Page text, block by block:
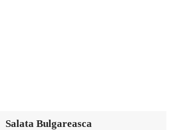
Salata Bulgareasca